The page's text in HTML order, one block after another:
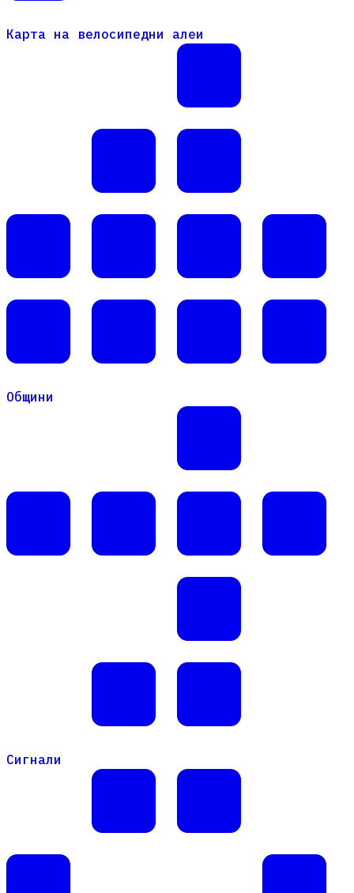
Карта на велосипедни алеи
Карта на велосипедни алеи
Общини
Сигнали